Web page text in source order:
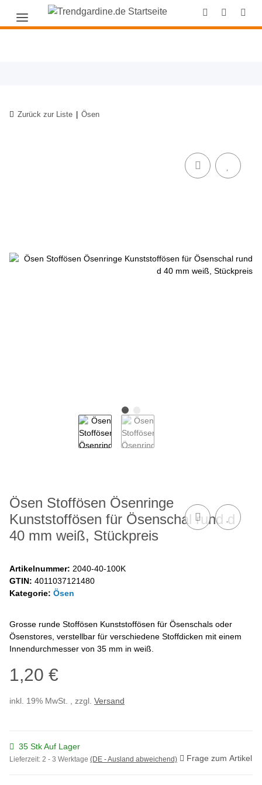
Zurück zur Liste Ösen
Ösen Stoffösen Ösenringe
Kunststoffösen für Ösenschal rund d
40 mm weiß, Stückpreis
Artikelnummer: 2040-40-100K
GTIN: 4011037121480
Kategorie: Ösen
Grosse runde Stoffösen Kunststoffösen für Ösenschals oder
Ösenstores, verstellbar für verschiedene Stoffdicken mit einem
Innendurchmesser von 35 mm in weiß.
1,20 €
inkl. 19% MwSt. , zzgl. Versand
35 Stk Auf Lager
Lieferzeit: 2 - 3 Werktage (DE - Ausland abweichend) Frage zum Artikel